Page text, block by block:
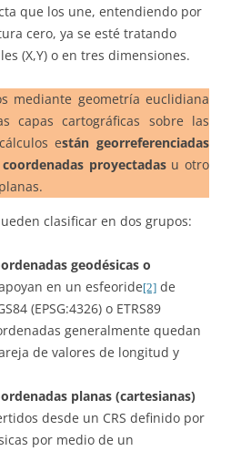
que los une, entendiendo por
cero, ya se esté tratando
(X,Y) o en tres dimensiones.
mediante geometría euclidiana
capas cartográficas sobre las
están georreferenciadas
proyectadasu otro
clasificar en dos grupos:
geodésicas o
en un esfeoride[2] de
(EPSG:4326) o ETRS89
generalmente quedan
de valores de longitud y
planas (cartesianas)
desde un CRS definido por
por medio de un